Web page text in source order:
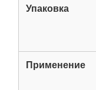
Упаковка
Применение